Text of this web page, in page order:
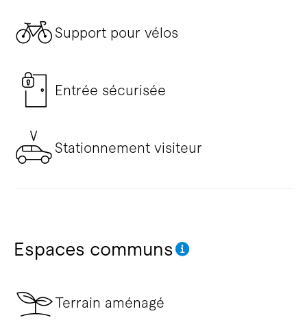
Support pour vélos
Entrée sécurisée
Stationnement visiteur
Espaces communs
Terrain aménagé